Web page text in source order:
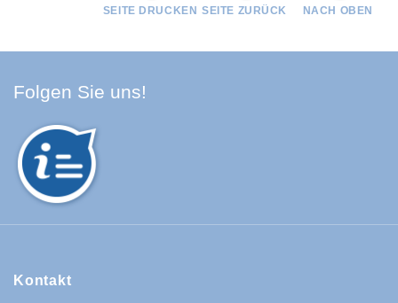
NACH OBEN
SEITE ZURÜCK
SEITE DRUCKEN
Folgen Sie uns!
Kontakt